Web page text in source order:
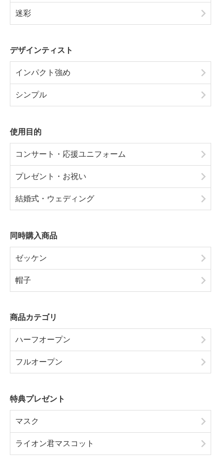
迷彩
デザインティスト
インパクト強め
シンプル
使用目的
コンサート・応援ユニフォーム
プレゼント・お祝い
結婚式・ウェディング
同時購入商品
ゼッケン
帽子
商品カテゴリ
ハーフオープン
フルオープン
特典プレゼント
マスク
ライオン君マスコット